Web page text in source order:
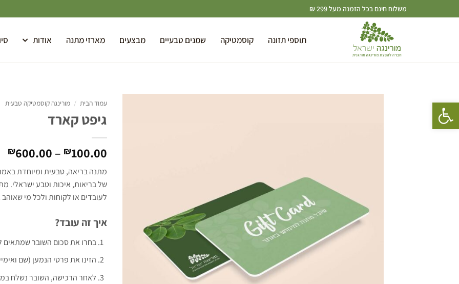
פתח סרגל נגישות
משלוח חינם בכל הזמנה מעל 299 ₪
תוספי תזונה קוסמטיקה שמנים טבעיים מבצעים מארזי מתנה אודות
עמוד הבית / מורינגה קוסמטיקה טבעית
גיפט קארד
₪100.00
–
₪600.00
מתנה בריאה, טבעית ומיוחדת
של בריאות, איכות וטבע ישראלי.
לעובדים או לקוחות ולכל מי
איך זה עובד?
בחרו את סכום השובר שמתאים
הזינו את פרטי הנמען (שם
לאחר הרכישה, השובר נשלח